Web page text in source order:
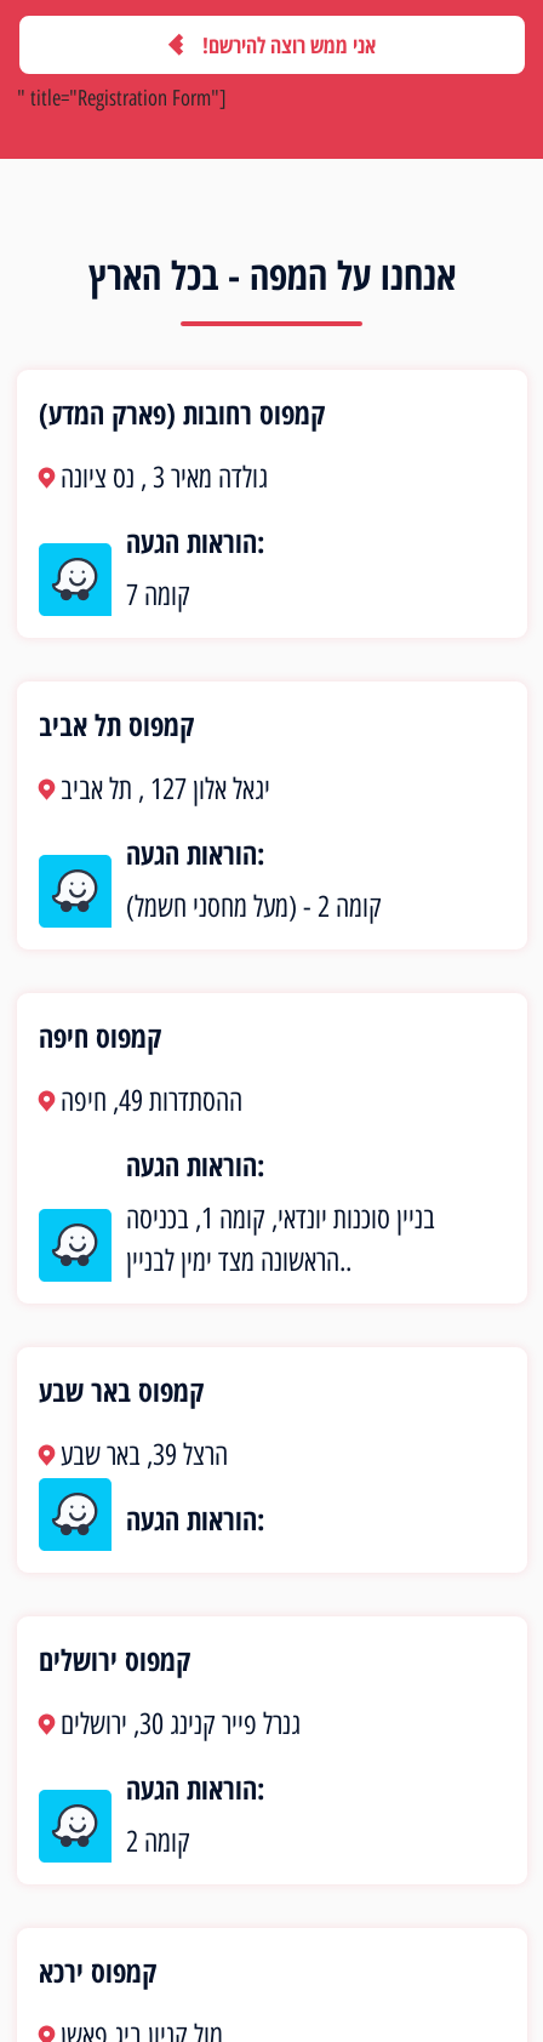
אני ממש רוצה להירשם!
" title="Registration Form"]
אנחנו על המפה - בכל הארץ
קמפוס רחובות (פארק המדע)
גולדה מאיר 3 , נס ציונה
הוראות הגעה:
קומה 7
קמפוס תל אביב
יגאל אלון 127 , תל אביב
הוראות הגעה:
(מעל מחסני חשמל) - קומה 2
קמפוס חיפה
ההסתדרות 49, חיפה
הוראות הגעה:
בניין סוכנות יונדאי, קומה 1, בכניסה
הראשונה מצד ימין לבניין..
קמפוס באר שבע
הרצל 39, באר שבע
הוראות הגעה:
קמפוס ירושלים
גנרל פייר קנינג 30, ירושלים
הוראות הגעה:
קומה 2
קמפוס ירכא